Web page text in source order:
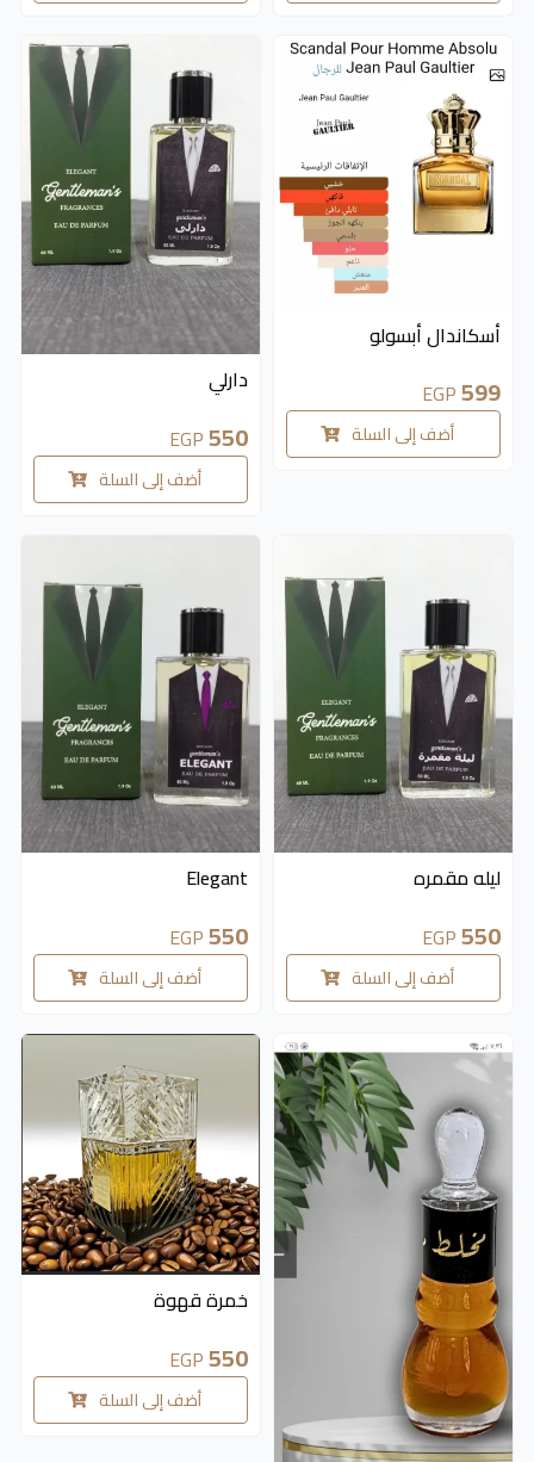
أسكاندال أبسولو
599
EGP
أضف إلى السلة
دارلي
550
EGP
أضف إلى السلة
ليله مقمره
550
EGP
أضف إلى السلة
Elegant
550
EGP
أضف إلى السلة
خمرة قهوة
550
EGP
أضف إلى السلة